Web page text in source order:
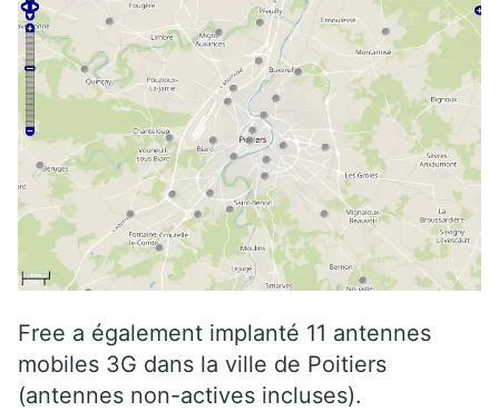
Free a également implanté 11 antennes
mobiles 3G dans la ville de Poitiers
(antennes non-actives incluses).